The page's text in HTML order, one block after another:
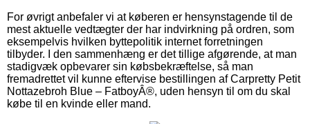
For øvrigt anbefaler vi at køberen er hensynstagende til de
mest aktuelle vedtægter der har indvirkning på ordren, som
eksempelvis hvilken byttepolitik internet forretningen
tilbyder. I den sammenhæng er det tillige afgørende, at man
stadigvæk opbevarer sin købsbekræftelse, så man
fremadrettet vil kunne eftervise bestillingen af Carpretty Petit
Nottazebroh Blue – FatboyÂ®, uden hensyn til om du skal
købe til en kvinde eller mand.